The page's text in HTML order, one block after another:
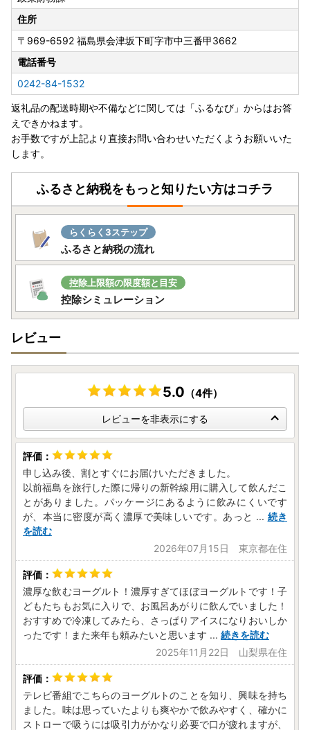
住所
〒969-6592 福島県会津坂下町字市中三番甲3662
電話番号
0242-84-1532
返礼品の配送時期や不備などに関しては「ふるなび」からはお答
えできかねます。
お手数ですが上記より直接お問い合わせいただくようお願いいた
します。
ふるさと納税をもっと知りたい方はコチラ
らくらく3ステップ
ふるさと納税の流れ
控除上限額の限度額と目安
控除シミュレーション
レビュー
5.0 （4件）
レビューを非表示にする
申し込み後、割とすぐにお届けいただきました。
以前福島を旅行した際に帰りの新幹線用に購入して飲んだこ
とがありました。パッケージにあるように飲みにくいです
が、本当に密度が高く濃厚で美味しいです。あっと ... 続き
を読む
2026年07月15日 東京都在住
濃厚な飲むヨーグルト！濃厚すぎてほぼヨーグルトです！子
どもたちもお気に入りで、お風呂あがりに飲んでいました！
おすすめで冷凍してみたら、さっぱりアイスになりおいしか
ったです！また来年も頼みたいと思います ... 続きを読む
2025年11月22日 山梨県在住
テレビ番組でこちらのヨーグルトのことを知り、興味を持ち
ました。味は思っていたよりも爽やかで飲みやすく、確かに
ストローで吸うには吸引力がかなり必要で口が疲れますが、